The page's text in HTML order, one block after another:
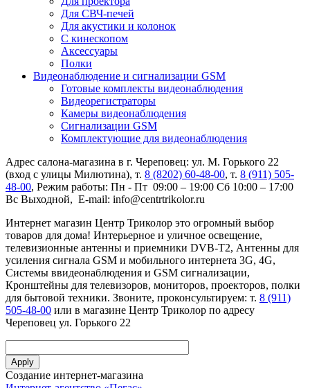
Для СВЧ-печей
Для акустики и колонок
С кинескопом
Аксессуары
Полки
Видеонаблюдение и сигнализации GSM
Готовые комплекты видеонаблюдения
Видеорегистраторы
Камеры видеонаблюдения
Сигнализации GSM
Комплектующие для видеонаблюдения
Адрес салона-магазина в г. Череповец: ул. М. Горького 22
(вход с улицы Милютина), т. 8 (8202) 60-48-00, т. 8 (911) 505-
48-00, Режим работы: Пн - Пт 09:00 – 19:00 Сб 10:00 – 17:00
Вс Выходной, E-mail: info@centrtrikolor.ru
Интернет магазин Центр Триколор это огромный выбор
товаров для дома! Интерьерное и уличное освещение,
телевизионные антенны и приемники DVB-T2, Антенны для
усиления сигнала GSM и мобильного интернета 3G, 4G,
Системы ввидеонаблюдения и GSM сигнализации,
Кронштейны для телевизоров, мониторов, проекторов, полки
для бытовой техники. Звоните, проконсультируем: т. 8 (911)
505-48-00 или в магазине Центр Триколор по адресу
Череповец ул. Горького 22
Создание интернет-магазина